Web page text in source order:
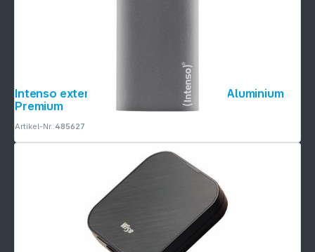
Intenso externe SSD 1,8" 1TB USB 3.0 Aluminium
Premium
Artikel-Nr.:485627